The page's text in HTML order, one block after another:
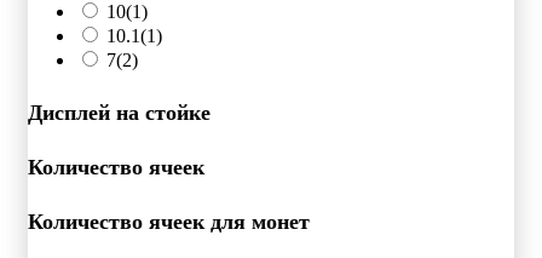
10(1)
10.1(1)
7(2)
Дисплей на стойке
Количество ячеек
Количество ячеек для монет